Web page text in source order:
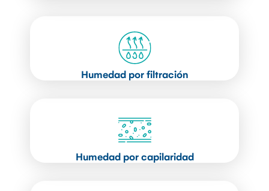
Humedad por filtración
Humedad por capilaridad